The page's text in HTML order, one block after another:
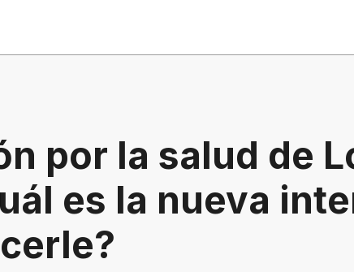
por la salud de
es la nueva